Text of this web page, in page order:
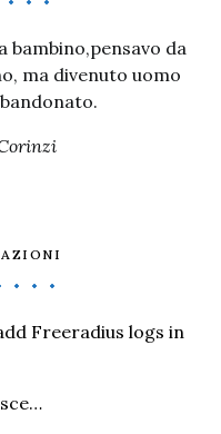
bambino,pensavo da
ma divenuto uomo
Freeradius logs in